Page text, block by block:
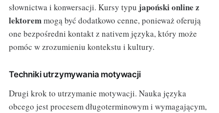
słownictwa i konwersacji. Kursy typu japoński online z
lektoremmogą być dodatkowo cenne, ponieważ oferują
one bezpośredni kontakt z nativem języka, który może
pomóc w zrozumieniu kontekstu i kultury.
Techniki utrzymywania motywacji
Drugi krok to utrzymanie motywacji. Nauka języka
obcego jest procesem długoterminowym i wymagającym,